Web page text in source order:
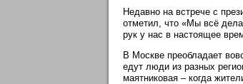
Недавно на встрече с
отметил, что «Мы всё
рук у нас в настоящее
В Москве преобладает
едут люди из разных
маятниковая – когда